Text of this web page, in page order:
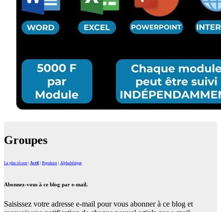
Groupes
Le plus récent Actif Populaire Alphabétique
Abonnez-vous à ce blog par e-mail.
Saisissez votre adresse e-mail pour vous abonner à ce blog et